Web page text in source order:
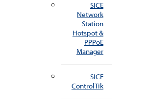
SICE
Network
Station
Hotspot &
PPPoE
Manager
SICE
ControlTik